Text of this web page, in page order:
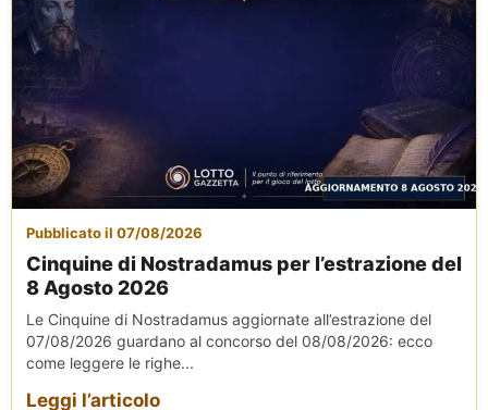
Pubblicato il 07/08/2026
Cinquine di Nostradamus per l’estrazione del
8 Agosto 2026
Le Cinquine di Nostradamus aggiornate all’estrazione del
07/08/2026 guardano al concorso del 08/08/2026: ecco
come leggere le righe...
Leggi l’articolo